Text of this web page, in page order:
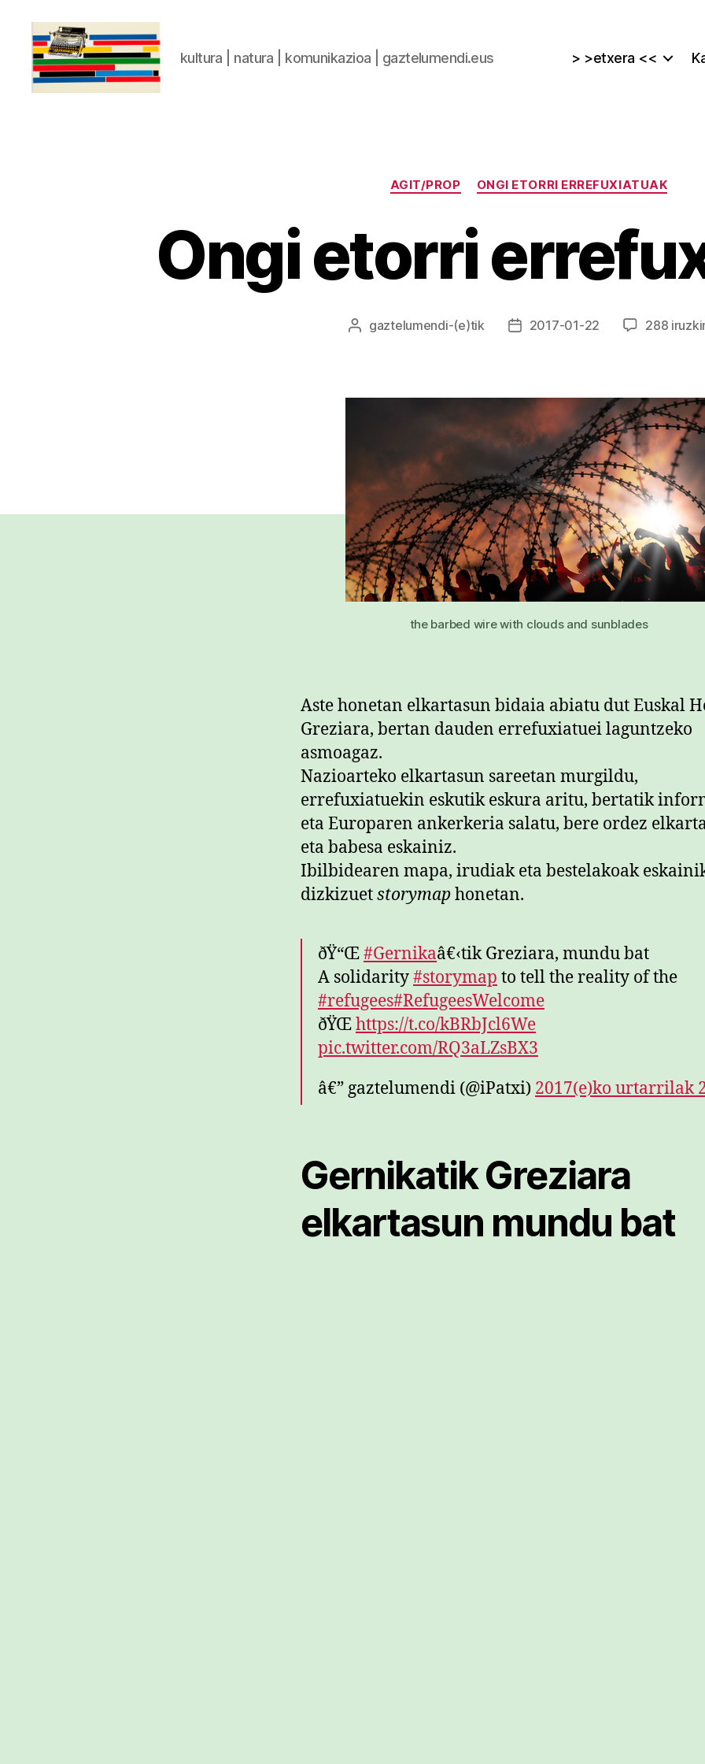
kultura | natura | komunikazioa | gaztelumendi.eus > >etxera <<
Kategoriak
AGIT/PROP ONGI ETORRI ERREFUXIATUAK
Ongi etorri
Argitalpenaren
gaztelumendi-(e)tik
Argitalpenaren
2017-01-22 288
the barbed wire with clouds and sunblades
Aste honetan elkartasun bidaia abiatu dut Euskal
Greziara, bertan dauden errefuxiatuei laguntzeko
asmoagaz.
Nazioarteko elkartasun sareetan murgildu,
errefuxiatuekin eskutik eskura aritu, bertatik
eta Europaren ankerkeria salatu, bere ordez
eta babesa eskainiz.
Ibilbidearen mapa, irudiak eta bestelakoak
dizkizuetstorymaphonetan.
ðŸ“Œ#Gernikaâ€‹tik Greziara, mundu bat
A solidarity#storymap to tell the reality of the
#refugees#RefugeesWelcome
ðŸŒhttps://t.co/kBRbJcl6We
pic.twitter.com/RQ3aLZsBX3
â€” gaztelumendi (@iPatxi) 2017(e)ko urtarrilak
Gernikatik Greziara
elkartasun mundu bat